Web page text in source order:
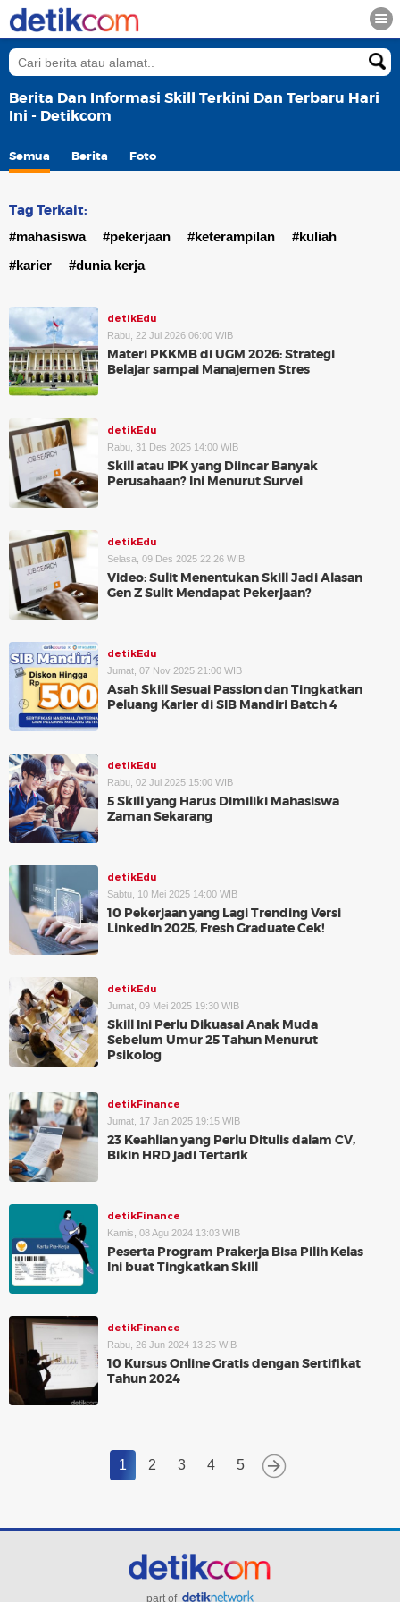
Berita Dan Informasi Skill Terkini Dan Terbaru Hari
Ini - Detikcom
Semua Berita Foto
Tag Terkait:
#mahasiswa #pekerjaan #keterampilan
#kuliah
#karier
#dunia kerja
detikEdu
Rabu, 22 Jul 2026 06:00 WIB
Materi PKKMB di UGM 2026: Strategi
Belajar sampai Manajemen Stres
detikEdu
Rabu, 31 Des 2025 14:00 WIB
Skill atau IPK yang Diincar Banyak
Perusahaan? Ini Menurut Survei
detikEdu
Selasa, 09 Des 2025 22:26 WIB
Video: Sulit Menentukan Skill Jadi Alasan
Gen Z Sulit Mendapat Pekerjaan?
detikEdu
Jumat, 07 Nov 2025 21:00 WIB
Asah Skill Sesuai Passion dan Tingkatkan
Peluang Karier di SIB Mandiri Batch 4
detikEdu
Rabu, 02 Jul 2025 15:00 WIB
5 Skill yang Harus Dimiliki Mahasiswa
Zaman Sekarang
detikEdu
Sabtu, 10 Mei 2025 14:00 WIB
10 Pekerjaan yang Lagi Trending Versi
LinkedIn 2025, Fresh Graduate Cek!
detikEdu
Jumat, 09 Mei 2025 19:30 WIB
Skill Ini Perlu Dikuasai Anak Muda
Sebelum Umur 25 Tahun Menurut
Psikolog
detikFinance
Jumat, 17 Jan 2025 19:15 WIB
23 Keahlian yang Perlu Ditulis dalam CV,
Bikin HRD jadi Tertarik
detikFinance
Kamis, 08 Agu 2024 13:03 WIB
Peserta Program Prakerja Bisa Pilih Kelas
Ini buat Tingkatkan Skill
detikFinance
Rabu, 26 Jun 2024 13:25 WIB
10 Kursus Online Gratis dengan Sertifikat
Tahun 2024
1 2 3 4 5
part of